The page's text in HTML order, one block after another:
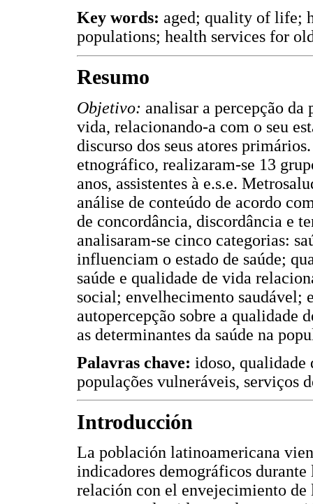
Key words: aged; quality of life;
populations; health services for
Resumo
Objetivo: analisar a percepção da
vida, relacionando-a com o seu
discurso dos seus atores
etnográfico, realizaram-se 13
anos, assistentes à e.s.e.
análise de conteúdo de acordo
de concordância, discordância e
analisaram-se cinco categorias:
influenciam o estado de saúde;
saúde e qualidade de vida
social; envelhecimento saudável;
autopercepção sobre a qualidade
as determinantes da saúde na
Palavras chave: idoso, qualidade
populações vulneráveis, serviços
Introducción
La población latinoamericana
indicadores demográficos
relación con el envejecimiento